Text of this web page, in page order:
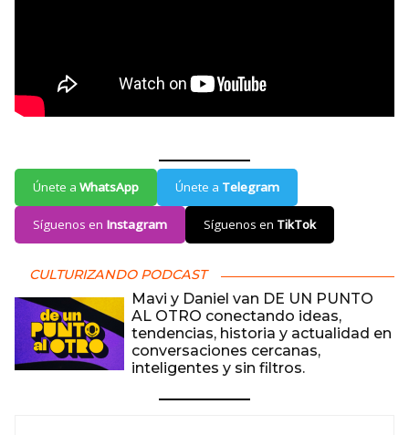
Únete a WhatsApp Únete a Telegram
Síguenos en Instagram Síguenos en TikTok
CULTURIZANDO PODCAST
Mavi y Daniel van DE UN PUNTO
AL OTRO conectando ideas,
tendencias, historia y actualidad en
conversaciones cercanas,
inteligentes y sin filtros.